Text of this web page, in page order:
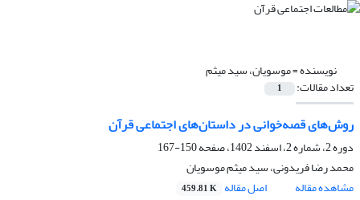
نویسنده =موسویان، سید میثم
تعداد مقالات: 1
روش‌های قصه‌خوانی در داستان‌های اجتماعی قرآن
دوره 2، شماره 2، اسفند 1402، صفحه
150-167
محمد رضا فریدونی، سید میثم موسویان
مشاهده مقاله
اصل مقاله 459.81 K